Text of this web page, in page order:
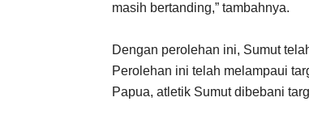
masih bertanding,” tambahnya.
Dengan perolehan ini, Sumut
Perolehan ini telah melampaui
Papua, atletik Sumut dibebani